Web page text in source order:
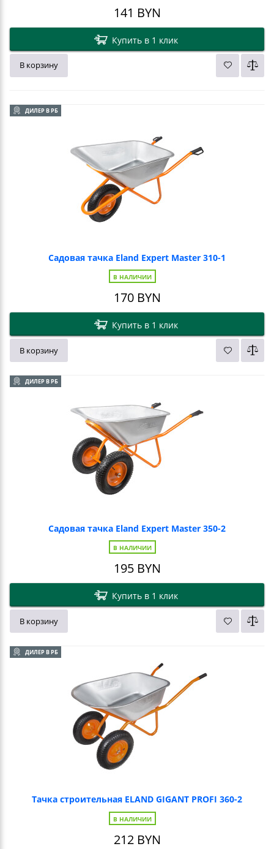
141 BYN
Купить в 1 клик
В корзину
ДИЛЕР В РБ
Садовая тачка Eland Expert Master 310-1
В НАЛИЧИИ
170BYN
Купить в 1 клик
В корзину
ДИЛЕР В РБ
Садовая тачка Eland Expert Master 350-2
В НАЛИЧИИ
195BYN
Купить в 1 клик
В корзину
ДИЛЕР В РБ
Тачка строительная ELAND GIGANT PROFI 360-2
В НАЛИЧИИ
212BYN